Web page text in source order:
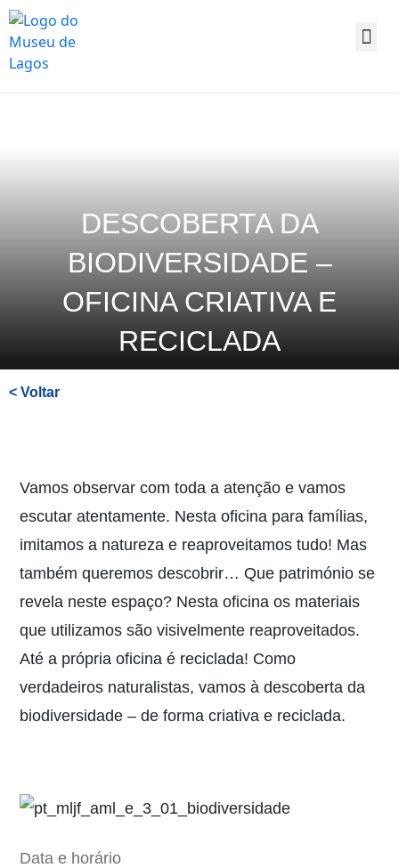
Saltar
para
conteúdo
DESCOBERTA DA
BIODIVERSIDADE –
OFICINA CRIATIVA E
RECICLADA
< Voltar
Vamos observar com toda a atenção e vamos
escutar atentamente. Nesta oficina para famílias,
imitamos a natureza e reaproveitamos tudo! Mas
também queremos descobrir… Que património se
revela neste espaço? Nesta oficina os materiais
que utilizamos são visivelmente reaproveitados.
Até a própria oficina é reciclada! Como
verdadeiros naturalistas, vamos à descoberta da
biodiversidade – de forma criativa e reciclada.
Data e horário